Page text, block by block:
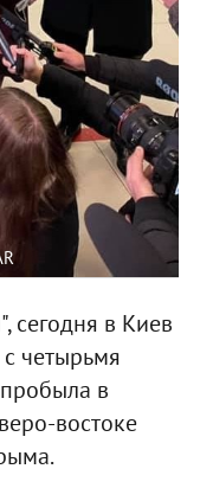
сегодня в Киев
четырьмя
в
востоке